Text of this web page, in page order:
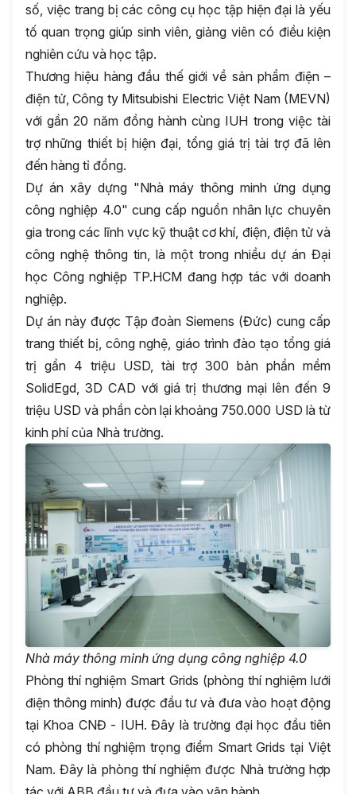
số, việc trang bị các công cụ học tập hiện đại là yếu
tố quan trọng giúp sinh viên, giảng viên có điều kiện
nghiên cứu và học tập.
Thương hiệu hàng đầu thế giới về sản phẩm điện –
điện tử, Công ty Mitsubishi Electric Việt Nam (MEVN)
với gần 20 năm đồng hành cùng IUH trong việc tài
trợ những thiết bị hiện đại, tổng giá trị tài trợ đã lên
đến hàng tỉ đồng.
Dự án xây dựng "Nhà máy thông minh ứng dụng
công nghiệp 4.0" cung cấp nguồn nhân lực chuyên
gia trong các lĩnh vực kỹ thuật cơ khí, điện, điện tử và
công nghệ thông tin, là một trong nhiều dự án Đại
học Công nghiệp TP.HCM đang hợp tác với doanh
nghiệp.
Dự án này được Tập đoàn Siemens (Đức) cung cấp
trang thiết bị, công nghệ, giáo trình đào tạo tổng giá
trị gần 4 triệu USD, tài trợ 300 bản phần mềm
SolidEgd, 3D CAD với giá trị thương mại lên đến 9
triệu USD và phần còn lại khoảng 750.000 USD là từ
kinh phí của Nhà trường.
Nhà máy thông minh ứng dụng công nghiệp 4.0
Phòng thí nghiệm Smart Grids (phòng thí nghiệm lưới
điện thông minh) được đầu tư và đưa vào hoạt động
tại Khoa CNĐ - IUH. Đây là trường đại học đầu tiên
có phòng thí nghiệm trọng điểm Smart Grids tại Việt
Nam. Đây là phòng thí nghiệm được Nhà trường hợp